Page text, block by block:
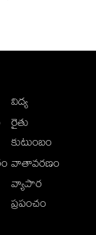
విద్య
రైతు
కుటుంబం
వాతావరణం
వ్యాపార
ప్రపంచం